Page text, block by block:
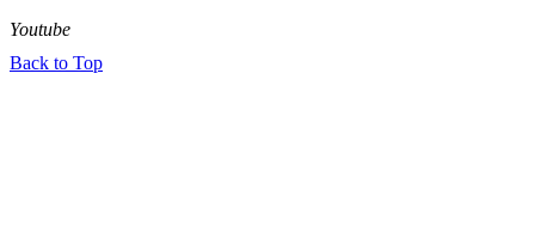
Youtube
Back to Top